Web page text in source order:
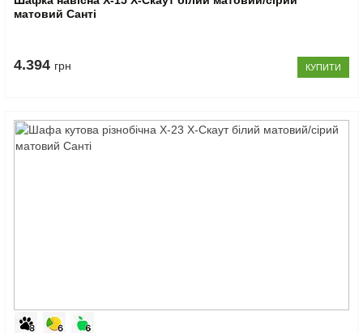
матовий Санті
4.394 грн КУПИТИ